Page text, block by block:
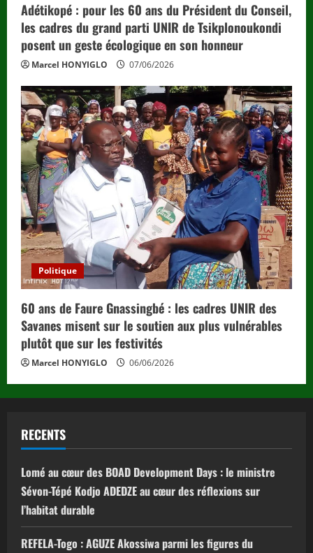
Adétikopé : pour les 60 ans du Président du Conseil,
les cadres du grand parti UNIR de Tsikplonoukondi
posent un geste écologique en son honneur
Marcel HONYIGLO 07/06/2026
Politique
60 ans de Faure Gnassingbé : les cadres UNIR des
Savanes misent sur le soutien aux plus vulnérables
plutôt que sur les festivités
Marcel HONYIGLO 06/06/2026
RECENTS
Lomé au cœur des BOAD Development Days : le ministre
Sévon-Tépé Kodjo ADEDZE au cœur des réflexions sur
l’habitat durable
REFELA-Togo : AGUZE Akossiwa parmi les figures du